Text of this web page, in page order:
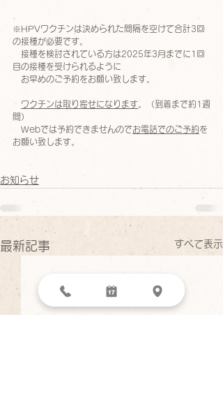
※HPVワクチンは決められた間隔を空けて合計3回
の接種が必要です。
接種を検討されている方は2025年3月までに1回
目の接種を受けられるように
お早めのご予約をお願い致します。
ワクチンは取り寄せになります 。（到着まで約1週
間）
Webでは予約できませんのでお電話でのご予約を
お願い致します。
お知らせ
最新記事 すべて表示